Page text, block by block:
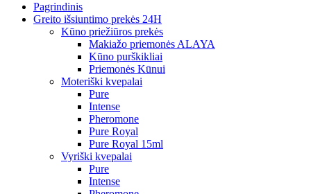
Pagrindinis
Greito išsiuntimo prekės 24H
Kūno priežiūros prekės
Makiažo priemonės ALAYA
Kūno purškikliai
Priemonės Kūnui
Moteriški kvepalai
Pure
Intense
Pheromone
Pure Royal
Pure Royal 15ml
Vyriški kvepalai
Pure
Intense